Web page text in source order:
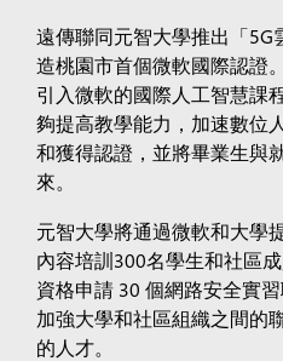
遠傳聯同元智大學推出「
造桃園市首個微軟國際認證
引入微軟的國際人工智慧課
夠提高教學能力，加速數位
和獲得認證，並將畢業生與
來。
元智大學將通過微軟和大學
內容培訓300名學生和社區
資格申請 30 個網路安全實
加強大學和社區組織之間的
的人才。